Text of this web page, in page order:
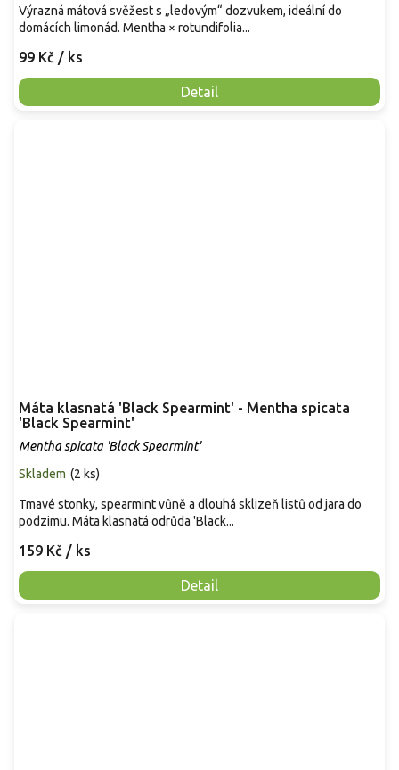
99 Kč / ks
Detail
Výrazná mátová svěžest s „ledovým“ dozvukem, ideální do
domácích limonád. Mentha × rotundifolia...
Máta klasnatá 'Black Spearmint' - Mentha spicata
'Black Spearmint'
Mentha spicata 'Black Spearmint'
Skladem (2 ks)
159 Kč / ks
Detail
Tmavé stonky, spearmint vůně a dlouhá sklizeň listů od jara do
podzimu. Máta klasnatá odrůda 'Black...